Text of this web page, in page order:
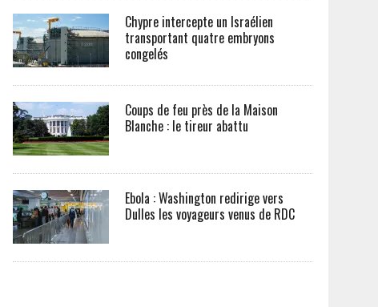
Chypre intercepte un Israélien
transportant quatre embryons
congelés
Coups de feu près de la Maison
Blanche : le tireur abattu
Ebola : Washington redirige vers
Dulles les voyageurs venus de RDC